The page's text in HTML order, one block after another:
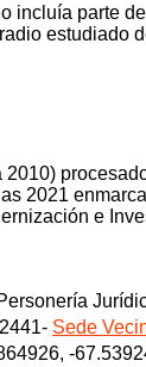
incluía parte
estudiado
2021
e
Sede
-